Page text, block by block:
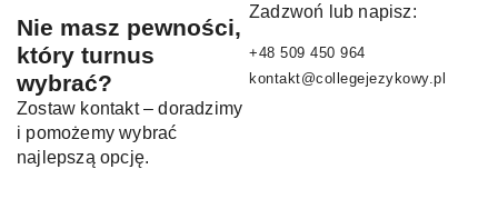
Nie masz pewności,
który turnus
wybrać?
Zostaw kontakt – doradzimy
i pomożemy wybrać
najlepszą opcję.
Zadzwoń lub napisz:
+48 509 450 964
kontakt@collegejezykowy.pl